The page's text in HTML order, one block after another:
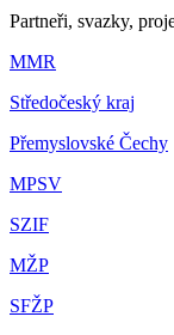
Partneři, svazky,
MMR
Středočeský kraj
Přemyslovské Čechy
MPSV
SZIF
MŽP
SFŽP